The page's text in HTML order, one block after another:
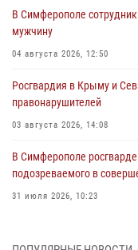
В Симферополе
мужчину
04 августа 2026, 12:50
Росгвардия в Крыму и
правонарушителей
03 августа 2026, 14:08
В Симферополе
подозреваемого в
31 июля 2026, 10:23
объекте в Севастополе